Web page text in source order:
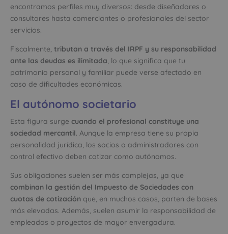
encontramos perfiles muy diversos: desde diseñadores o
consultores hasta comerciantes o profesionales del sector
servicios.
Fiscalmente, tributan a través del IRPF y su responsabilidad
ante las deudas es ilimitada , lo que significa que tu
patrimonio personal y familiar puede verse afectado en
caso de dificultades económicas.
El autónomo societario
Esta figura surge cuando el profesional constituye una
sociedad mercantil. Aunque la empresa tiene su propia
personalidad jurídica, los socios o administradores con
control efectivo deben cotizar como autónomos.
Sus obligaciones suelen ser más complejas, ya que
combinan la gestión del Impuesto de Sociedades con
cuotas de cotización que, en muchos casos, parten de bases
más elevadas. Además, suelen asumir la responsabilidad de
empleados o proyectos de mayor envergadura.